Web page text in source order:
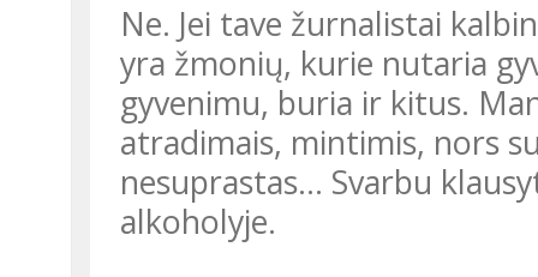
Ne. Jei tave žurnalistai kalbina – jau gerai. Tegul ir kiti išgirsta, kad
yra žmonių, kurie nutaria
gyvenimu, buria ir kitus.
atradimais, mintimis, nors
nesuprastas… Svarbu
alkoholyje.